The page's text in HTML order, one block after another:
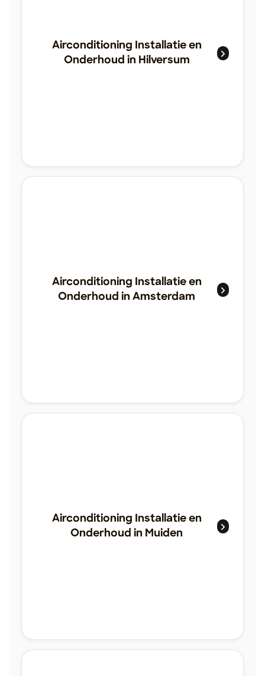
Airconditioning Installatie en
Onderhoud in Hilversum
Airconditioning Installatie en
Onderhoud in Amsterdam
Airconditioning Installatie en
Onderhoud in Muiden